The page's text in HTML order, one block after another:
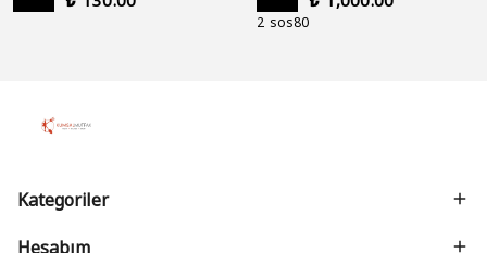
2 sos80
Kategoriler
Hesabım